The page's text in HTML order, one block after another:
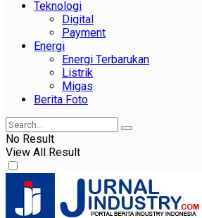
Teknologi
Digital
Payment
Energi
Energi Terbarukan
Listrik
Migas
Berita Foto
No Result
View All Result